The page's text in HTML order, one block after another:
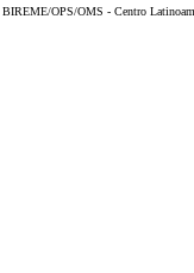
BIREME/OPS/OMS - Centro